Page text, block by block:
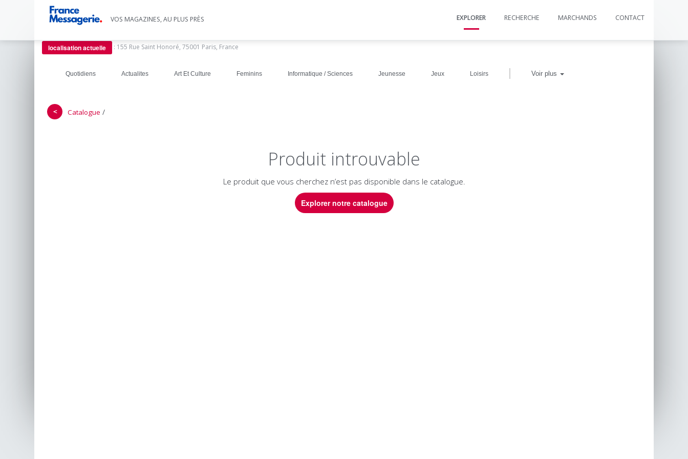
VOS MAGAZINES, AU PLUS PRÈS EXPLORER RECHERCHE MARCHANDS CONTACT
localisation actuelle : 155 Rue Saint Honoré, 75001 Paris, France
Quotidiens Actualites Art Et Culture Feminins Informatique / Sciences Jeunesse Jeux Loisirs | Voir plus
＜ Catalogue /
Produit introuvable
Le produit que vous cherchez n’est pas disponible dans le catalogue.
Explorer notre catalogue